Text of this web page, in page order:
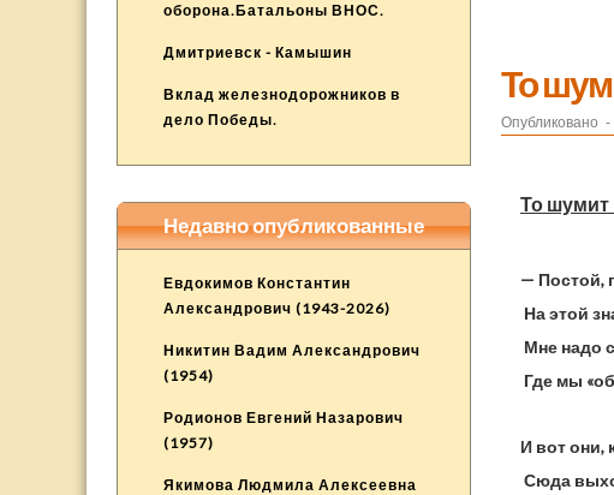
То
Опубликовано -
То шумит
— Постой,
На этой
Мне надо
Где мы
И вот они,
Сюда
оборона.Батальоны ВНОС.
Дмитриевск - Камышин
Вклад железнодорожников в
дело Победы.
Недавно опубликованные
Евдокимов Константин
Александрович (1943-2026)
Никитин Вадим Александрович
(1954)
Родионов Евгений Назарович
(1957)
Якимова Людмила Алексеевна